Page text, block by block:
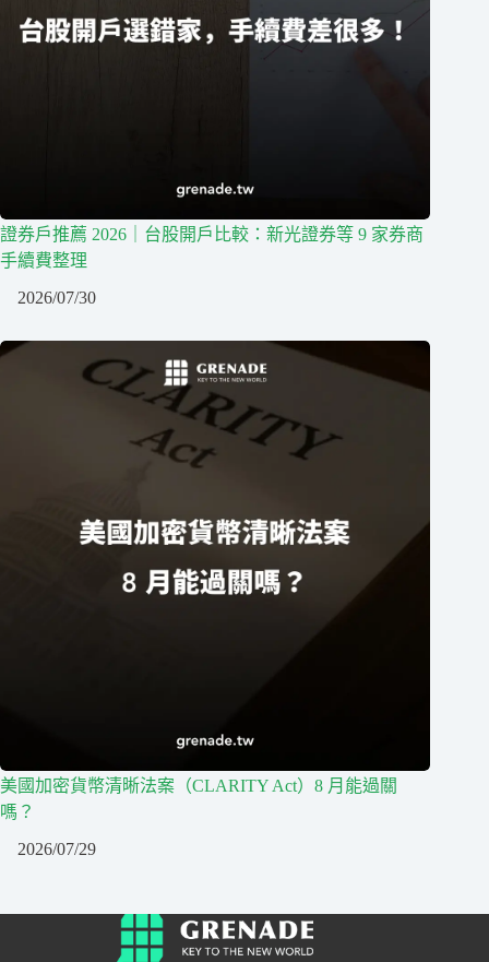
證券戶推薦 2026｜台股開戶比較：新光證券等 9 家券商
手續費整理
2026/07/30
美國加密貨幣清晰法案（CLARITY Act）8 月能過關
嗎？
2026/07/29